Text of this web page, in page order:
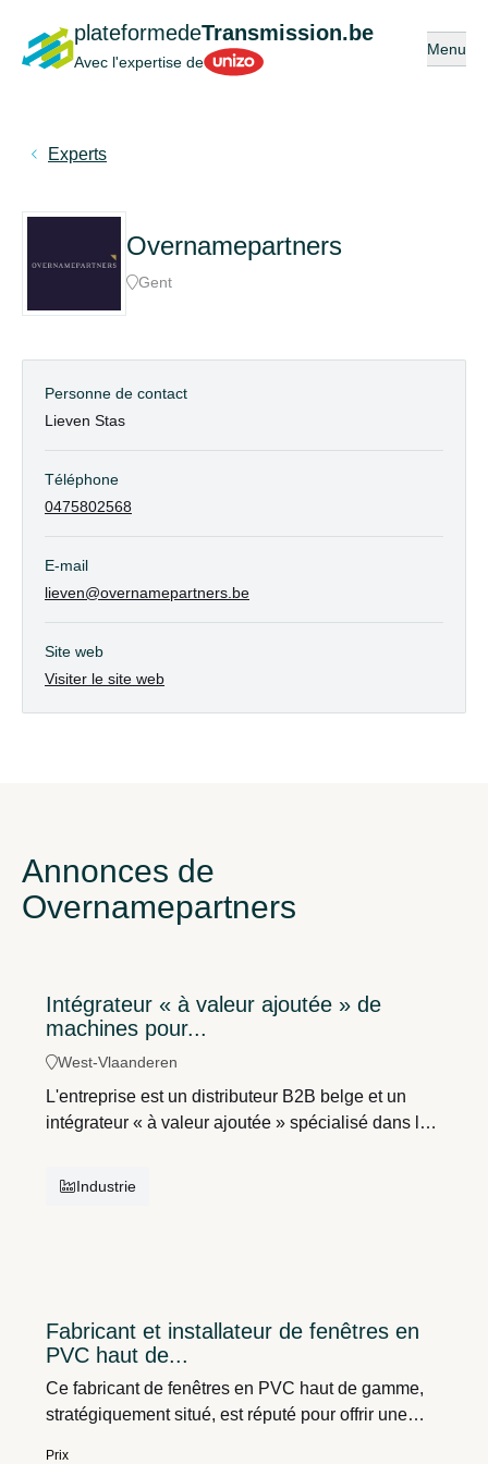
plateformedeTransmission.be
Avec l'expertise deUnizo
Ouvrir
Menu
Experts
Overnamepartners
Gent
Personne de contact
Lieven Stas
Téléphone
0475802568
E-mail
lieven@overnamepartners.be
Site web
Visiter le site web
Annonces de
Overnamepartners
Intégrateur « à valeur ajoutée » de
machines pour...
West-Vlaanderen
L'entreprise est un distributeur B2B belge et un
intégrateur « à valeur ajoutée » spécialisé dans la
les projets, elle tire également des revenus de la
maintenance et de la vente de pièces
détachées.Chiffres clés moyens : 3 millions d'euros
de chiffre d'affaires et une marge EBITDA
Industrie
Fabricant et installateur de fenêtres en
PVC haut de...
Ce fabricant de fenêtres en PVC haut de gamme,
stratégiquement situé, est réputé pour offrir une
Prix